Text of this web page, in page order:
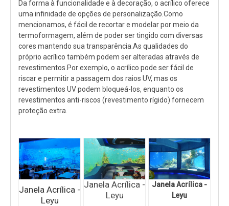
Da forma à funcionalidade e à decoração, o acrílico oferece
uma infinidade de opções de personalização.Como
mencionamos, é fácil de recortar e modelar por meio da
termoformagem, além de poder ser tingido com diversas
cores mantendo sua transparência.As qualidades do
próprio acrílico também podem ser alteradas através de
revestimentos.Por exemplo, o acrílico pode ser fácil de
riscar e permitir a passagem dos raios UV, mas os
revestimentos UV podem bloqueá-los, enquanto os
revestimentos anti-riscos (revestimento rígido) fornecem
proteção extra.
Janela Acrílica -
Leyu
Janela Acrílica -
Leyu
Janela Acrílica -
Leyu